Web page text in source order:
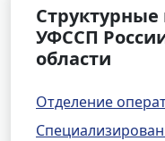
УФССП
области
Отделение